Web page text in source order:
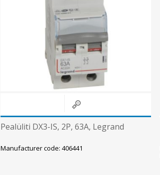
Pealüliti DX3-IS, 2P, 63A, Legrand
Manufacturer code: 406441